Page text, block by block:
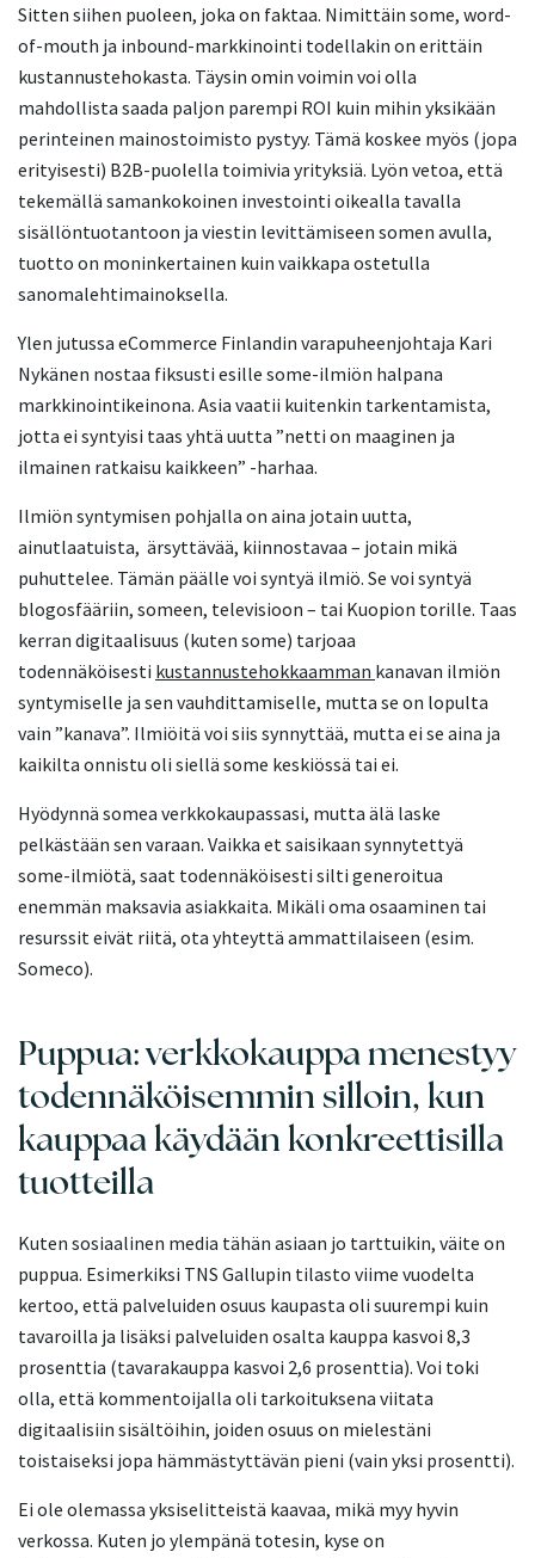
Sitten siihen puoleen, joka on faktaa. Nimittäin some, word-
of-mouth ja inbound-markkinointi todellakin on erittäin
kustannustehokasta. Täysin omin voimin voi olla
mahdollista saada paljon parempi ROI kuin mihin yksikään
perinteinen mainostoimisto pystyy. Tämä koskee myös (jopa
erityisesti) B2B-puolella toimivia yrityksiä. Lyön vetoa, että
tekemällä samankokoinen investointi oikealla tavalla
sisällöntuotantoon ja viestin levittämiseen somen avulla,
tuotto on moninkertainen kuin vaikkapa ostetulla
sanomalehtimainoksella.
Ylen jutussa eCommerce Finlandin varapuheenjohtaja Kari
Nykänen nostaa fiksusti esille some-ilmiön halpana
markkinointikeinona. Asia vaatii kuitenkin tarkentamista,
jotta ei syntyisi taas yhtä uutta ”netti on maaginen ja
ilmainen ratkaisu kaikkeen” -harhaa.
Ilmiön syntymisen pohjalla on aina jotain uutta,
ainutlaatuista, ärsyttävää, kiinnostavaa – jotain mikä
puhuttelee. Tämän päälle voi syntyä ilmiö. Se voi syntyä
blogosfääriin, someen, televisioon – tai Kuopion torille. Taas
kerran digitaalisuus (kuten some) tarjoaa
todennäköisesti kustannustehokkaamman kanavan ilmiön
syntymiselle ja sen vauhdittamiselle, mutta se on lopulta
vain ”kanava”. Ilmiöitä voi siis synnyttää, mutta ei se aina ja
kaikilta onnistu oli siellä some keskiössä tai ei.
Hyödynnä somea verkkokaupassasi, mutta älä laske
pelkästään sen varaan. Vaikka et saisikaan synnytettyä
some-ilmiötä, saat todennäköisesti silti generoitua
enemmän maksavia asiakkaita. Mikäli oma osaaminen tai
resurssit eivät riitä, ota yhteyttä ammattilaiseen (esim.
Someco).
Puppua: verkkokauppa menestyy
todennäköisemmin silloin, kun
kauppaa käydään konkreettisilla
tuotteilla
Kuten sosiaalinen media tähän asiaan jo tarttuikin, väite on
puppua. Esimerkiksi TNS Gallupin tilasto viime vuodelta
kertoo, että palveluiden osuus kaupasta oli suurempi kuin
tavaroilla ja lisäksi palveluiden osalta kauppa kasvoi 8,3
prosenttia (tavarakauppa kasvoi 2,6 prosenttia). Voi toki
olla, että kommentoijalla oli tarkoituksena viitata
digitaalisiin sisältöihin, joiden osuus on mielestäni
toistaiseksi jopa hämmästyttävän pieni (vain yksi prosentti).
Ei ole olemassa yksiselitteistä kaavaa, mikä myy hyvin
verkossa. Kuten jo ylempänä totesin, kyse on